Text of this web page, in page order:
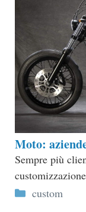
Moto:
Sempre più
customizzazione
Categorie
custom